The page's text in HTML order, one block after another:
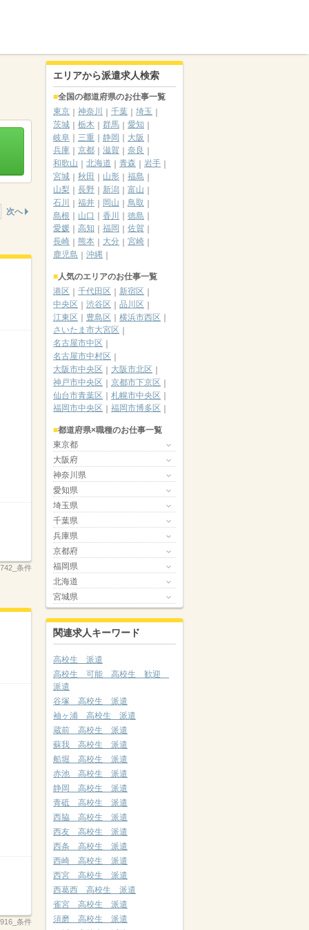
次へ
条件
条件
エリアから派遣求人検索
全国の都道府県のお仕事一覧
東京
神奈川 千葉
埼玉
茨城
栃木 群馬
愛知
岐阜
三重 静岡
大阪
兵庫
京都 滋賀
奈良
和歌山
北海道 青森
岩手
宮城
秋田 山形
福島
山梨
長野 新潟
富山
石川
福井 岡山
鳥取
島根
山口 香川
徳島
愛媛
高知 福岡
佐賀
長崎
熊本 大分
宮崎
鹿児島
沖縄
人気のエリアのお仕事一覧
港区
千代田区
新宿区
中央区
渋谷区
品川区
江東区
豊島区
横浜市西区
さいたま市大宮区
名古屋市中区
名古屋市中村区
大阪市中央区
大阪市北区
神戸市中央区
京都市下京区
仙台市青葉区
札幌市中央区
福岡市中央区
福岡市博多区
都道府県×職種のお仕事一覧
東京都
大阪府
神奈川県
愛知県
埼玉県
千葉県
兵庫県
京都府
福岡県
北海道
宮城県
関連求人キーワード
高校生 派遣
高校生 可能 高校生 歓迎
派遣
谷塚 高校生 派遣
袖ヶ浦 高校生 派遣
蔵前 高校生 派遣
蘇我 高校生 派遣
船堀 高校生 派遣
赤池 高校生 派遣
静岡 高校生 派遣
青砥 高校生 派遣
西脇 高校生 派遣
西友 高校生 派遣
西条 高校生 派遣
西崎 高校生 派遣
西宮 高校生 派遣
西葛西 高校生 派遣
雀宮 高校生 派遣
須磨 高校生 派遣